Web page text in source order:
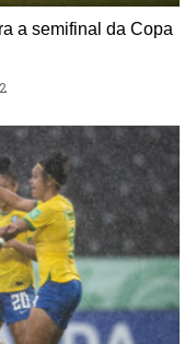
a semifinal da Copa